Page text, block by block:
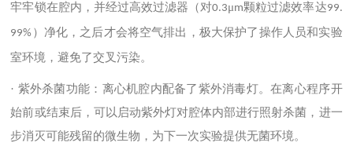
牢牢锁在腔内，并经过高效过滤器（对0.3μm颗粒过滤效率达99.
99% ）净化，之后才会将空气排出，极大保护了操作人员和实验
室环境，避免了交叉污染。
· 紫外杀菌功能：离心机腔内配备了紫外消毒灯。在离心程序开
始前或结束后，可以启动紫外灯对腔体内部进行照射杀菌，进一
步消灭可能残留的微生物，为下一次实验提供无菌环境。